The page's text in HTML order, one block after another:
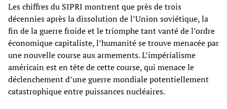
Les chiffres du SIPRI montrent que près de trois
décennies après la dissolution de l’Union soviétique, la
fin de la guerre froide et le triomphe tant vanté de l’ordre
économique capitaliste, l’humanité se trouve menacée par
une nouvelle course aux armements. L’impérialisme
américain est en tête de cette course, qui menace le
déclenchement d’une guerre mondiale potentiellement
catastrophique entre puissances nucléaires.